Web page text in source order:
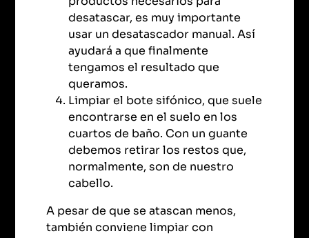
desatascar, es muy importante
usar un desatascador manual. Así
ayudará a que finalmente
tengamos el resultado que
queramos.
Limpiar el bote sifónico, que suele
encontrarse en el suelo en los
cuartos de baño. Con un guante
debemos retirar los restos que,
normalmente, son de nuestro
cabello.
A pesar de que se atascan menos,
también conviene limpiar con